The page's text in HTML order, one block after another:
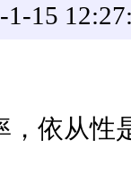
15
，依从性